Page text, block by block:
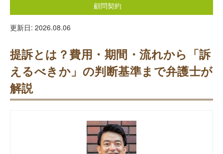
顧問契約
更新日: 2026.08.06
提訴とは？費用・期間・流れから「訴
えるべきか」の判断基準まで弁護士が
解説
取扱業務
費用